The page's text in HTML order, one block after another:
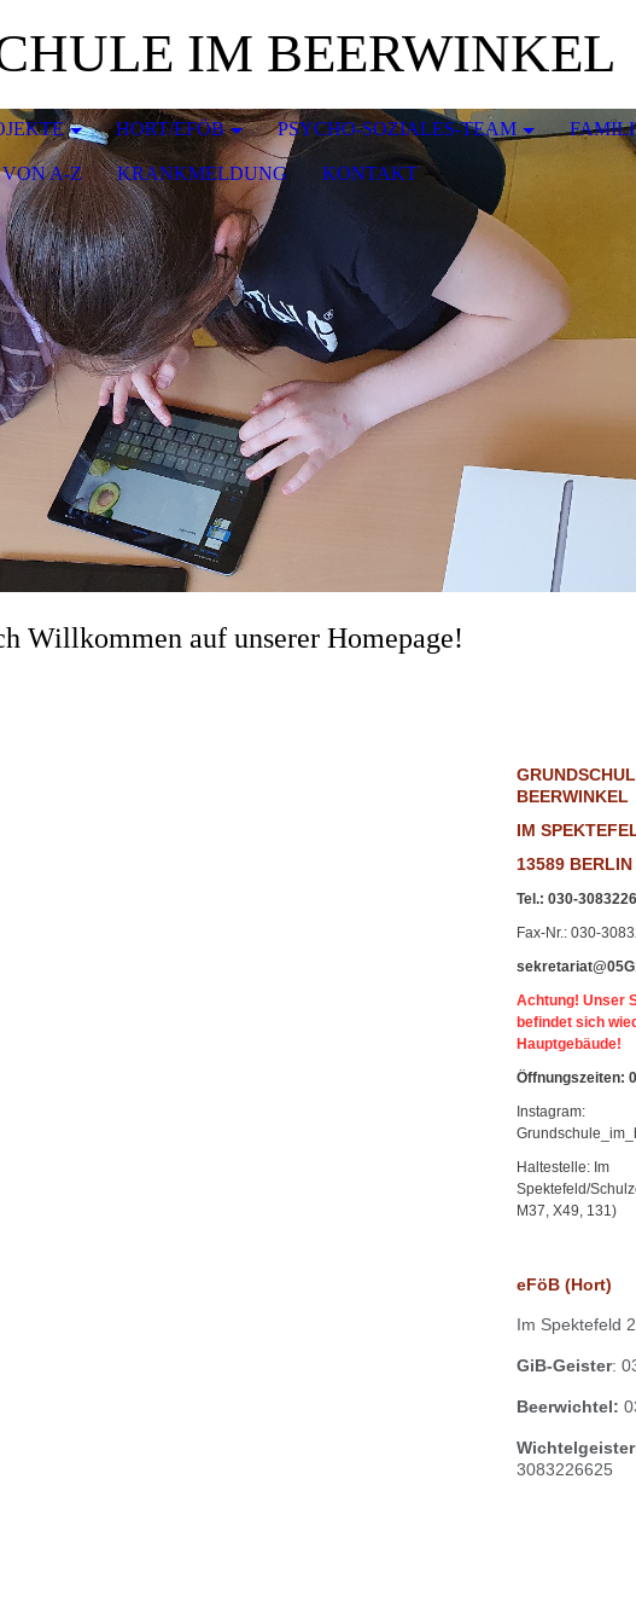
IM BEERWINKEL
HORT/EFÖB PSYCHO-SOZIALES-TEAM
A-Z KRANKMELDUNG KONTAKT
Willkommen auf unserer Homepage!
BEERWINKEL
IM
13589 BERLIN
Tel.: 030-
Fax-Nr.: 030-
Achtung! Unser
befindet sich
Hauptgebäude!
Öffnungszeiten:
Instagram:
Haltestelle: Im
Spektefeld/
M37, X49, 131)
eFöB (Hort)
Im Spektefeld
GiB-Geister:
Beerwichtel:
3083226625